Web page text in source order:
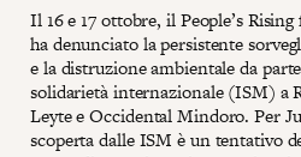
Il 16 e 17 ottobre, il People’s
ha denunciato la persistente
e la distruzione ambientale da
solidarietà internazionale (ISM) a
Leyte e Occidental Mindoro. Per
scoperta dalle ISM è un tentativo